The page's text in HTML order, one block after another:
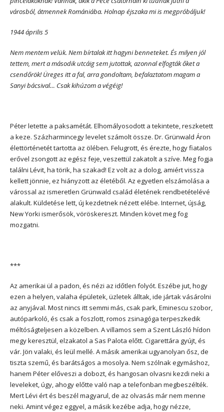
városból, átmennek Romániába. Holnap éjszaka mi is megpróbáljuk!
1944 április 5
Nem mentem velük. Nem bírtalak itt hagyni benneteket. És milyen jól
tettem, mert a második utcáig sem jutottak, azonnal elfogták őket a
csendőrök! Üreges itt a fal, arra gondoltam, befalaztatom magam a
Sanyi bácsival… Csak kihúzom a végéig!
Péter letette a paksamétát. Elhomályosodott a tekintete, reszketett
a keze. Százharmincegy levelet számolt össze. Dr. Grünwald Áron
élettörténetét tartotta az ölében. Felugrott, és érezte, hogy fiatalos
erővel zsongott az egész feje, veszettül zakatolt a szíve. Meg fogja
találni Lévit, ha törik, ha szakad! Ez volt az a dolog, amiért vissza
kellett jönnie, ez hiányzott az életéből. Az egyetlen elszámolása a
várossal az ismeretlen Grünwald család életének rendbetételévé
alakult. Küldetése lett, új kezdetnek nézett elébe. Internet, újság,
New Yorki ismerősök, vöröskereszt. Minden követ meg fog
mozgatni.
***
Az amerikai ül a padon, és nézi az időtlen folyót. Eszébe jut, hogy
ezen a helyen, valaha épületek, üzletek álltak, ide jártak vásárolni
az anyjával. Most nincs itt semmi más, csak park, Eminescu szobor,
autóparkoló, és csak a foszlott, romos zsinagóga terpeszkedik
méltóságteljesen a közelben. A villamos sem a Szent László hídon
megy keresztül, elzakatol a Sas Palota előtt. Cigarettára gyújt, és
vár. Jön valaki, és leül mellé. A másik amerikai ugyanolyan ősz, de
tiszta szemű, és barátságos a mosolya. Nem szólnak egymáshoz,
hanem Péter előveszi a dobozt, és hangosan olvasni kezdi neki a
leveleket, úgy, ahogy előtte való nap a telefonban megbeszélték.
Mert Lévi ért és beszél magyarul, de az olvasás már nem menne
neki. Amint végez eggyel, a másik kezébe adja, hogy nézze,